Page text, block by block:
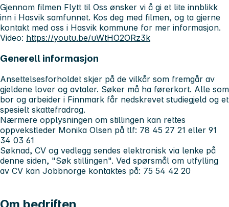
Gjennom filmen Flytt til Oss ønsker vi å gi et lite innblikk
inn i Hasvik samfunnet. Kos deg med filmen, og ta gjerne
kontakt med oss i Hasvik kommune for mer informasjon.
Video: https://youtu.be/uWtHO2ORz3k
Generell informasjon
Ansettelsesforholdet skjer på de vilkår som fremgår av
gjeldene lover og avtaler. Søker må ha førerkort. Alle som
bor og arbeider i Finnmark får nedskrevet studiegjeld og et
spesielt skattefradrag.
Nærmere opplysningen om stillingen kan rettes
oppvekstleder Monika Olsen på tlf: 78 45 27 21 eller 91
34 03 61
Søknad, CV og vedlegg sendes elektronisk via lenke på
denne siden, "Søk stillingen". Ved spørsmål om utfylling
av CV kan Jobbnorge kontaktes på: 75 54 42 20